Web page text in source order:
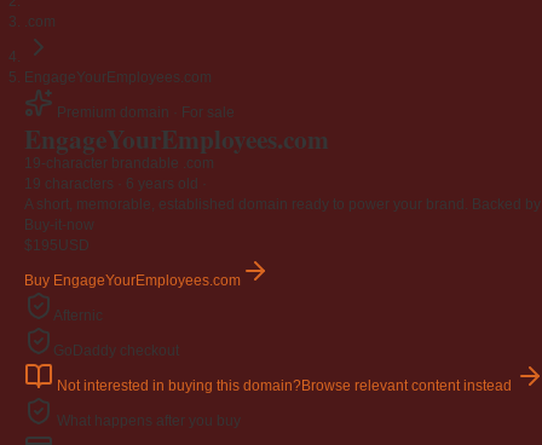
.com
EngageYourEmployees.com
Premium domain · For sale
EngageYourEmployees.com
19-character brandable .com
19 characters · 6 years old
A short, memorable, established domain ready to power your brand. Backed
Buy-it-now
$195USD
Buy EngageYourEmployees.com
Afternic
GoDaddy checkout
Not interested in buying this domain?Browse relevant content instead
What happens after you buy